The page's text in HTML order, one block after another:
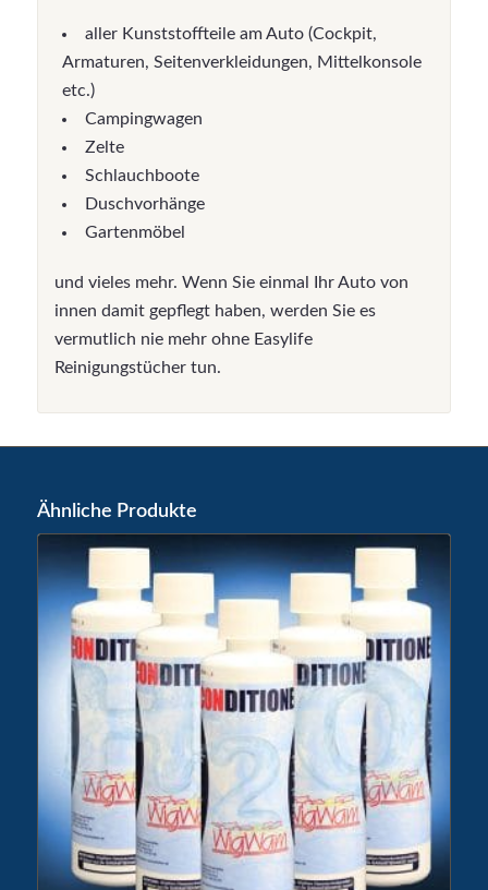
aller Kunststoffteile am Auto (Cockpit,
Armaturen, Seitenverkleidungen, Mittelkonsole
etc.)
Campingwagen
Zelte
Schlauchboote
Duschvorhänge
Gartenmöbel
und vieles mehr. Wenn Sie einmal Ihr Auto von
innen damit gepflegt haben, werden Sie es
vermutlich nie mehr ohne Easylife
Reinigungstücher tun.
Ähnliche Produkte